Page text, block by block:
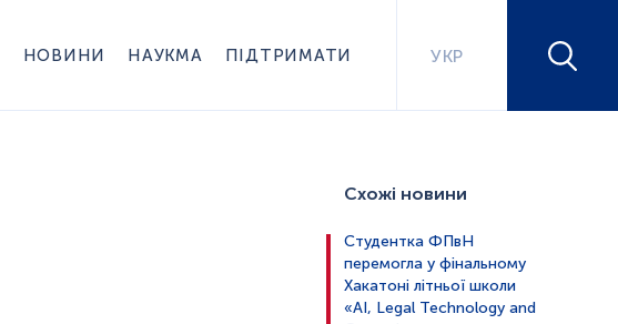
НОВИНИ НАУКМА ПІДТРИМАТИ УКР
Схожі новини
Студентка ФПвН
перемогла у фінальному
Хакатоні літньої школи
«AI, Legal Technology and